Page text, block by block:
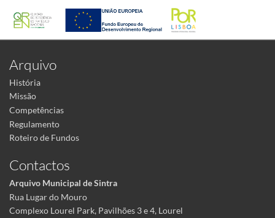
Arquivo
História
Missão
Competências
Regulamento
Roteiro de Fundos
Contactos
Arquivo Municipal de Sintra
Rua Lugar do Mouro
Complexo Lourel Park, Pavilhões 3 e 4, Lourel